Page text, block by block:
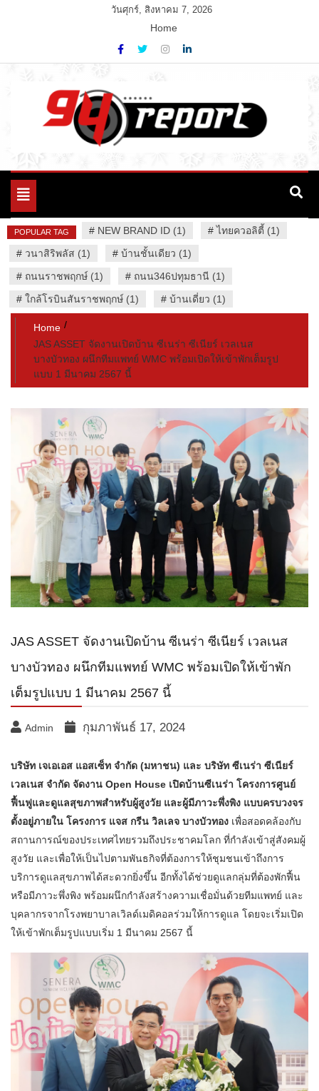
วันศุกร์, สิงหาคม 7, 2026
Home
94 Report.com
Variety News
Toggle
POPULAR TAG # NEW BRAND ID (1) #ไทยควอลิตี้ (1)
# วนาสิริพลัส (1) # บ้านชั้นเดียว (1)
# ถนนราชพฤกษ์ (1) # ถนน346ปทุมธานี (1)
# ใกล้โรบินสันราชพฤกษ์ (1) # บ้านเดี่ยว (1)
Home
JAS ASSET จัดงานเปิดบ้าน ซีเนร่า ซีเนียร์ เวลเนส
บางบัวทอง ผนึกทีมแพทย์ WMC พร้อมเปิดให้เข้าพักเต็มรูป
แบบ 1 มีนาคม 2567 นี้
JAS ASSET จัดงานเปิดบ้าน ซีเนร่า ซีเนียร์ เวลเนส
บางบัวทอง ผนึกทีมแพทย์ WMC พร้อมเปิดให้เข้าพัก
เต็มรูปแบบ 1 มีนาคม 2567 นี้
Admin กุมภาพันธ์ 17, 2024
บริษัท เจเอเอส แอสเซ็ท จำกัด (มหาชน) และ บริษัท ซีเนร่า ซีเนียร์
เวลเนส จำกัด จัดงาน Open House เปิดบ้านซีเนร่า โครงการศูนย์
ฟื้นฟูและดูแลสุขภาพสำหรับผู้สูงวัย และผู้มีภาวะพึ่งพิง แบบครบวงจร
ตั้งอยู่ภายใน โครงการ แจส กรีน วิลเลจ บางบัวทอง เพื่อสอดคล้องกับ
สถานการณ์ของประเทศไทยรวมถึงประชาคมโลก ที่กำลังเข้าสู่สังคมผู้
สูงวัย และเพื่อให้เป็นไปตามพันธกิจที่ต้องการให้ชุมชนเข้าถึงการ
บริการดูแลสุขภาพได้สะดวกยิ่งขึ้น อีกทั้งได้ช่วยดูแลกลุ่มที่ต้องพักฟื้น
หรือมีภาวะพึ่งพิง พร้อมผนึกกำลังสร้างความเชื่อมั่นด้วยทีมแพทย์ และ
บุคลากรจากโรงพยาบาลเวิลด์เมดิคอลร่วมให้การดูแล โดยจะเริ่มเปิด
ให้เข้าพักเต็มรูปแบบเริ่ม 1 มีนาคม 2567 นี้